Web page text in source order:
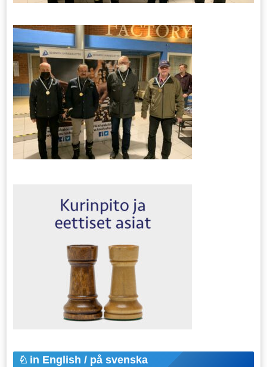
in English / på svenska